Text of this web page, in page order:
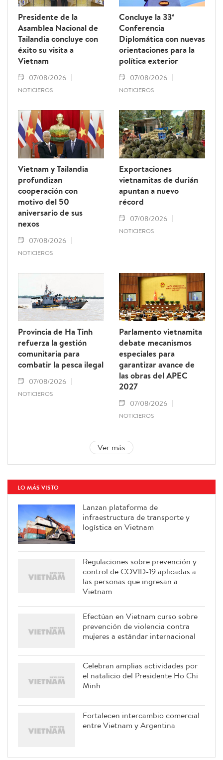
Presidente de la
Asamblea Nacional de
Tailandia concluye con
éxito su visita a
Vietnam
07/08/2026
NOTICIEROS
Concluye la 33ª
Conferencia
Diplomática con nuevas
orientaciones para la
política exterior
07/08/2026
NOTICIEROS
Vietnam y Tailandia
profundizan
cooperación con
motivo del 50
aniversario de sus
nexos
07/08/2026
NOTICIEROS
Exportaciones
vietnamitas de durián
apuntan a nuevo
récord
07/08/2026
NOTICIEROS
Provincia de Ha Tinh
refuerza la gestión
comunitaria para
combatir la pesca ilegal
07/08/2026
NOTICIEROS
Parlamento vietnamita
debate mecanismos
especiales para
garantizar avance de
las obras del APEC
2027
07/08/2026
NOTICIEROS
Ver más
LO MÁS VISTO
Lanzan plataforma de
infraestructura de transporte y
logística en Vietnam
Regulaciones sobre prevención y
control de COVID-19 aplicadas a
las personas que ingresan a
Vietnam
Efectúan en Vietnam curso sobre
prevención de violencia contra
mujeres a estándar internacional
Celebran amplias actividades por
el natalicio del Presidente Ho Chi
Minh
Fortalecen intercambio comercial
entre Vietnam y Argentina